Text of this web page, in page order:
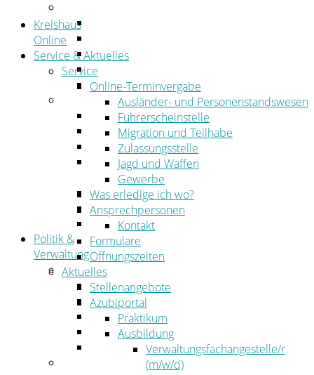
Ansprechpersonen
Formulare
Öffnungszeiten
Aktuelles
Stellenangebote
Azubiportal
Pressemitteilungen
Bekanntmachungen & öffentliche
Zustellungen
Kehrbezirksausschreibungen
Amtsblatt
Öffentliche Ausschreibungen
Politik &
Verwaltung
Politik
Kreistag
Kreistagsinformationssystem
Bürgerinformationssystem
Wahlen
Kreishaus
Online
Service & Aktuelles
Service
Online-Terminvergabe
Ausländer- und Personenstandswesen
Führerscheinstelle
Migration und Teilhabe
Zulassungsstelle
Jagd und Waffen
Gewerbe
Was erledige ich wo?
Ansprechpersonen
Kontakt
Formulare
Öffnungszeiten
Aktuelles
Stellenangebote
Azubiportal
Praktikum
Ausbildung
Verwaltungsfachangestelle/r
(m/w/d)